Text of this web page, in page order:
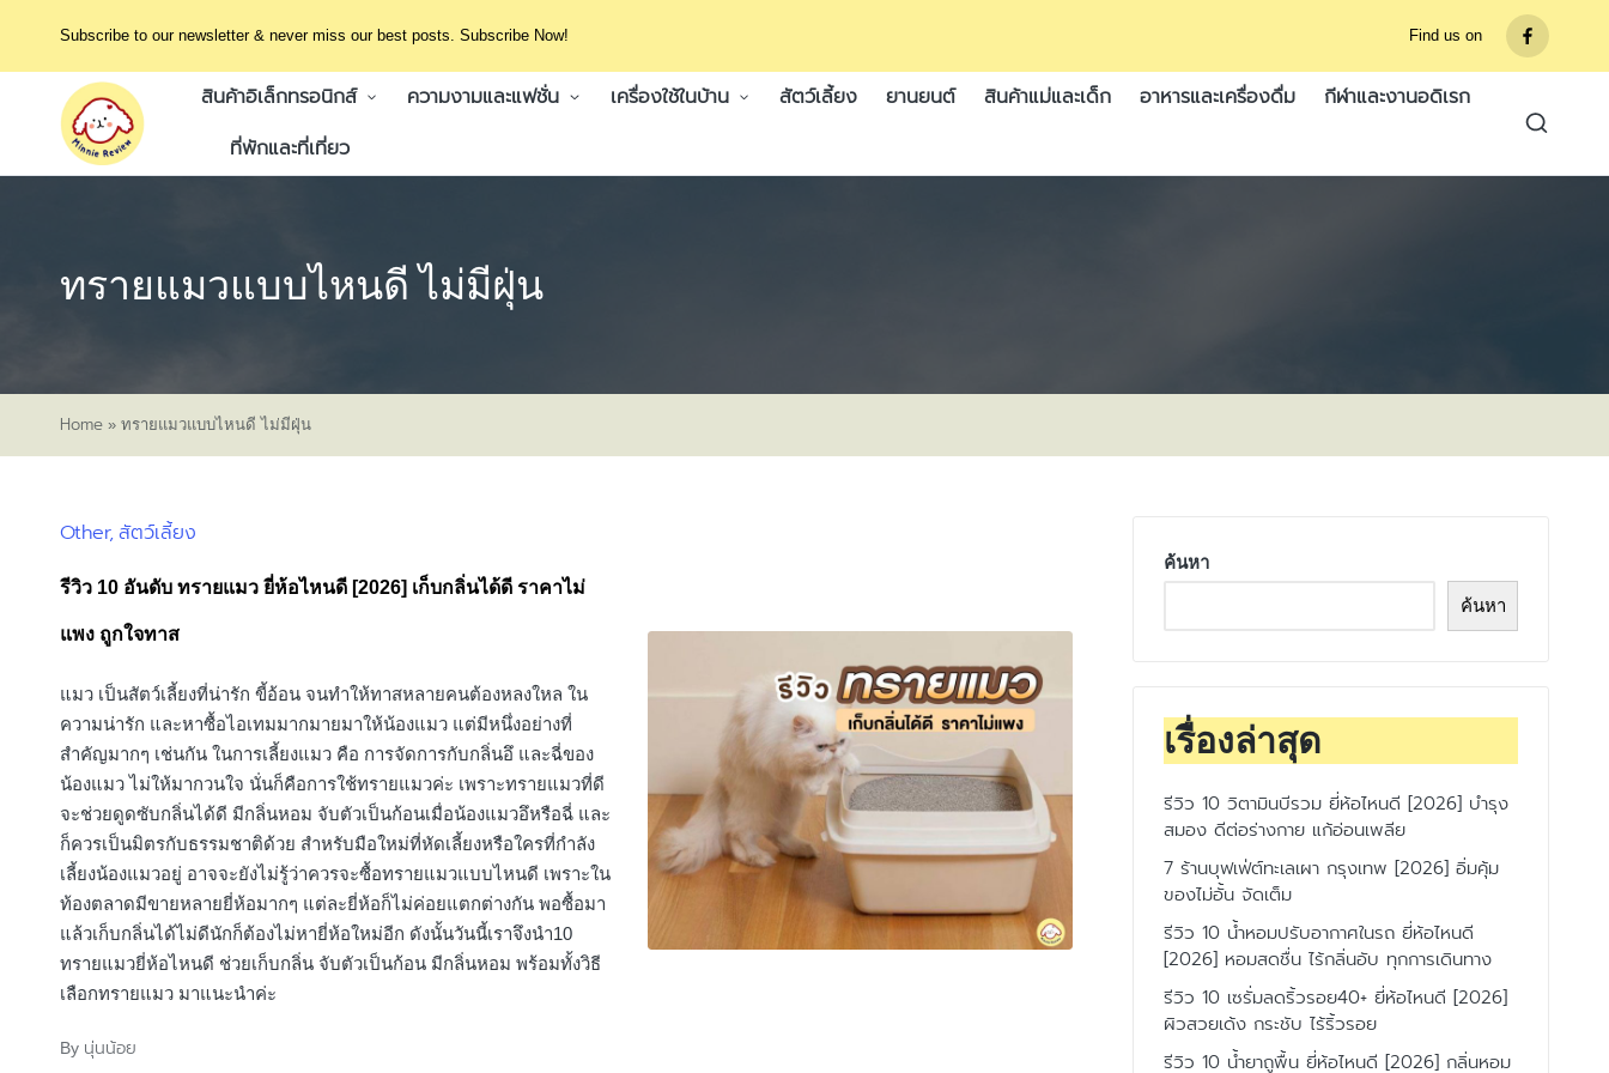
Subscribe to our newsletter & never miss our best posts. Subscribe Now! Find us on
รายการ
เมนู
สินค้าอิเล็กทรอนิกส์ ความงามและแฟชั่น เครื่องใช้ในบ้าน สัตว์เลี้ยง ยานยนต์ สินค้าแม่และเด็ก อาหารและเครื่องดื่ม
กีฬาและงานอดิเรก
ที่พักและที่เที่ยว
ทรายแมวแบบไหนดี ไม่มีฝุ่น
Home » ทรายแมวแบบไหนดี ไม่มีฝุ่น
Posted
Other สัตว์เลี้ยง
รีวิว 10 อันดับ ทรายแมว ยี่ห้อไหนดี [2026] เก็บกลิ่นได้ดี ราคาไม่
แพง ถูกใจทาส
แมว เป็นสัตว์เลี้ยงที่น่ารัก ขี้อ้อน จนทำให้ทาสหลายคนต้องหลงใหล ใน
ความน่ารัก และหาซื้อไอเทมมากมายมาให้น้องแมว แต่มีหนึ่งอย่างที่
สำคัญมากๆ เช่นกัน ในการเลี้ยงแมว คือ การจัดการกับกลิ่นอึ และฉี่ของ
น้องแมว ไม่ให้มากวนใจ นั่นก็คือการใช้ทรายแมวค่ะ เพราะทรายแมวที่ดี
จะช่วยดูดซับกลิ่นได้ดี มีกลิ่นหอม จับตัวเป็นก้อนเมื่อน้องแมวอึหรือฉี่ และ
ก็ควรเป็นมิตรกับธรรมชาติด้วย สำหรับมือใหม่ที่หัดเลี้ยงหรือใครที่กำลัง
เลี้ยงน้องแมวอยู่ อาจจะยังไม่รู้ว่าควรจะซื้อทรายแมวแบบไหนดี เพราะใน
ท้องตลาดมีขายหลายยี่ห้อมากๆ แต่ละยี่ห้อก็ไม่ค่อยแตกต่างกัน พอซื้อมา
แล้วเก็บกลิ่นได้ไม่ดีนักก็ต้องไม่หายี่ห้อใหม่อีก ดังนั้นวันนี้เราจึงนำ10
ทรายแมวยี่ห้อไหนดี ช่วยเก็บกลิ่น จับตัวเป็นก้อน มีกลิ่นหอม พร้อมทั้งวิธี
เลือกทรายแมว มาแนะนำค่ะ
Posted
By นุ่นน้อย
ค้นหา
ค้นหา
เรื่องล่าสุด
รีวิว 10 วิตามินบีรวม ยี่ห้อไหนดี [2026] บำรุง
สมอง ดีต่อร่างกาย แก้อ่อนเพลีย
7 ร้านบุฟเฟ่ต์ทะเลเผา กรุงเทพ [2026] อิ่มคุ้ม
ของไม่อั้น จัดเต็ม
รีวิว 10 น้ำหอมปรับอากาศในรถ ยี่ห้อไหนดี
[2026] หอมสดชื่น ไร้กลิ่นอับ ทุกการเดินทาง
รีวิว 10 เซรั่มลดริ้วรอย40+ ยี่ห้อไหนดี [2026]
ผิวสวยเด้ง กระชับ ไร้ริ้วรอย
รีวิว 10 น้ำยาถูพื้น ยี่ห้อไหนดี [2026] กลิ่นหอม